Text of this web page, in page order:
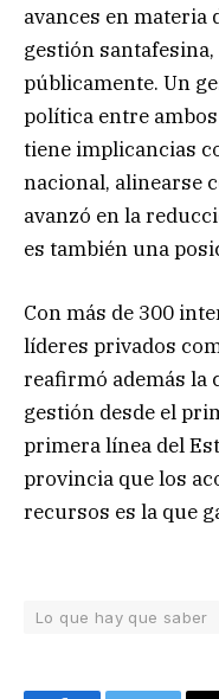
avances en materia
gestión
públicamente. Un
política entre
tiene implicancias
nacional, alinearse
avanzó en la
es también una
Con más de 300
líderes privados
reafirmó además la
gestión desde el
primera línea del
provincia que los
recursos es la que
Lo que hay que saber